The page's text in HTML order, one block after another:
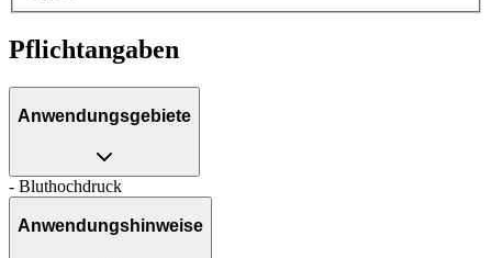
Pflichtangaben
Anwendungsgebiete
- Bluthochdruck
Anwendungshinweise